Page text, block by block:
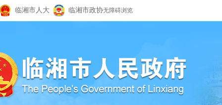
临湘市人大 临湘市政协无障碍浏览